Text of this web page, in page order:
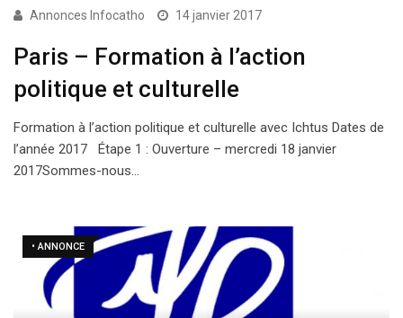
Annonces Infocatho 14 janvier 2017
Paris – Formation à l’action
politique et culturelle
Formation à l’action politique et culturelle avec Ichtus Dates de
l’année 2017 Étape 1 : Ouverture – mercredi 18 janvier
2017Sommes-nous…
• ANNONCE